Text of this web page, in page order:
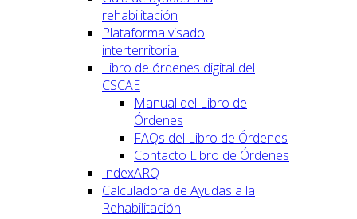
rehabilitación
Plataforma visado
interterritorial
Libro de órdenes digital del
CSCAE
Manual del Libro de
Órdenes
FAQs del Libro de Órdenes
Contacto Libro de Órdenes
IndexARQ
Calculadora de Ayudas a la
Rehabilitación